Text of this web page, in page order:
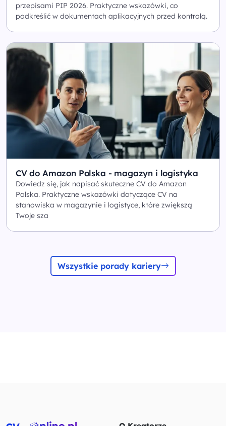
przepisami PIP 2026. Praktyczne wskazówki, co
podkreślić w dokumentach aplikacyjnych przed kontrolą.
CV do Amazon Polska - magazyn i logistyka
Dowiedz się, jak napisać skuteczne CV do Amazon
Polska. Praktyczne wskazówki dotyczące CV na
stanowiska w magazynie i logistyce, które zwiększą
Twoje sza
Wszystkie porady kariery